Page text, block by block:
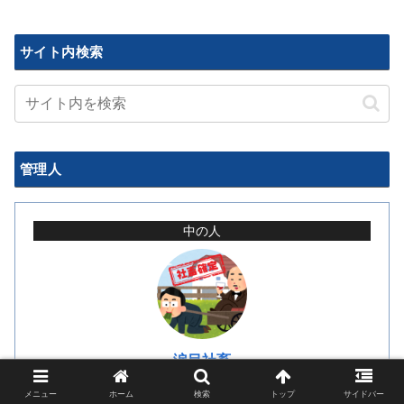
サイト内検索
管理人
中の人
涙目社畜
波乱万丈紆余曲折の遍歴から、彷徨える社畜の皆さん
メニュー ホーム 検索 トップ サイドバー